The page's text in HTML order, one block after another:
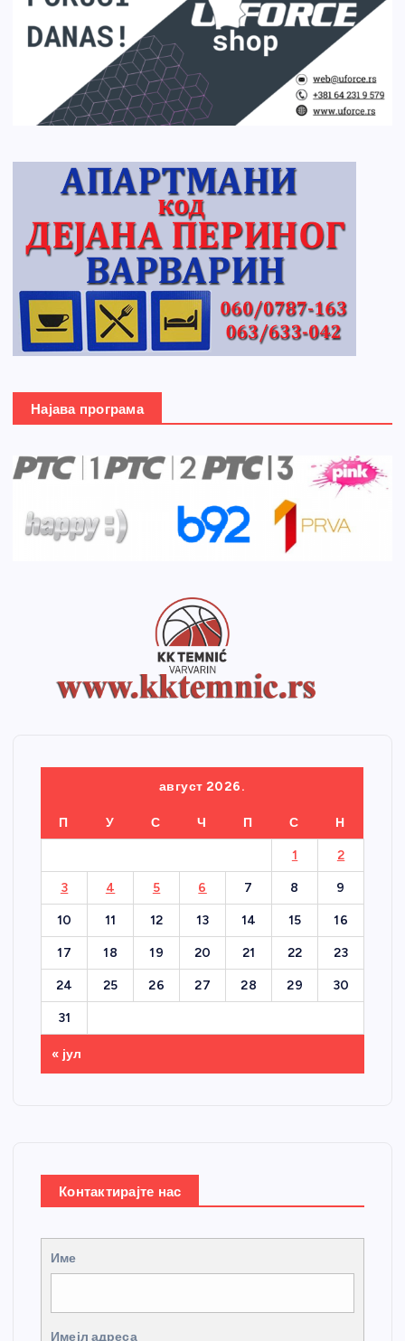
Најава програма
август 2026.
П У С Ч П С Н
1 2
3 4 5 6 7 8 9
10 11 12 13 14 15 16
17 18 19 20 21 22 23
24 25 26 27 28 29 30
31
« јул
Контактирајте нас
Име
Имејл адреса